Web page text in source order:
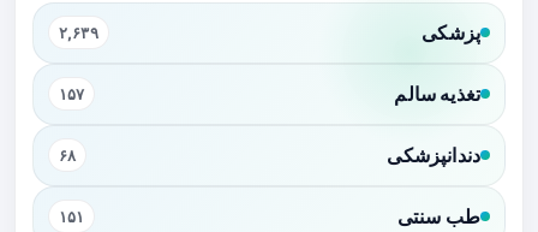
پزشکی ۲,۶۳۹
تغذیه سالم ۱۵۷
دندانپزشکی ۶۸
طب سنتی ۱۵۱